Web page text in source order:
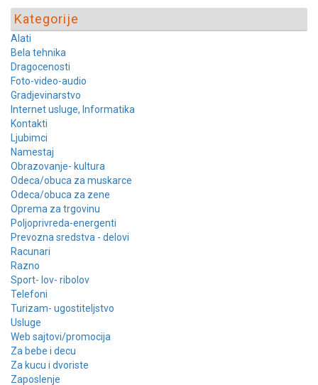
Kategorije
Alati
Bela tehnika
Dragocenosti
Foto-video-audio
Gradjevinarstvo
Internet usluge, Informatika
Kontakti
Ljubimci
Namestaj
Obrazovanje- kultura
Odeca/obuca za muskarce
Odeca/obuca za zene
Oprema za trgovinu
Poljoprivreda-energenti
Prevozna sredstva - delovi
Racunari
Razno
Sport- lov- ribolov
Telefoni
Turizam- ugostiteljstvo
Usluge
Web sajtovi/promocija
Za bebe i decu
Za kucu i dvoriste
Zaposlenje